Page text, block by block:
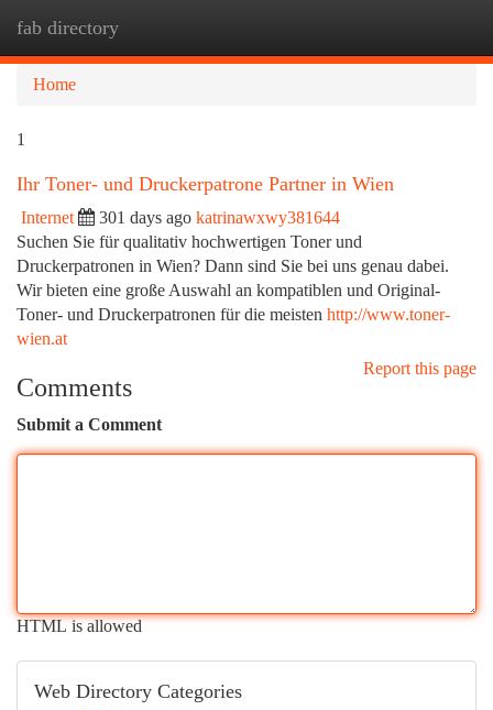
fab directory
Home
1
Ihr Toner- und Druckerpatrone Partner in Wien
Internet 301 days ago katrinawxwy381644
Suchen Sie für qualitativ hochwertigen Toner und
Druckerpatronen in Wien? Dann sind Sie bei uns genau dabei.
Wir bieten eine große Auswahl an kompatiblen und Original-
Toner- und Druckerpatronen für die meisten http://www.toner-
wien.at
Report this page
Comments
Submit a Comment
HTML is allowed
Web Directory Categories